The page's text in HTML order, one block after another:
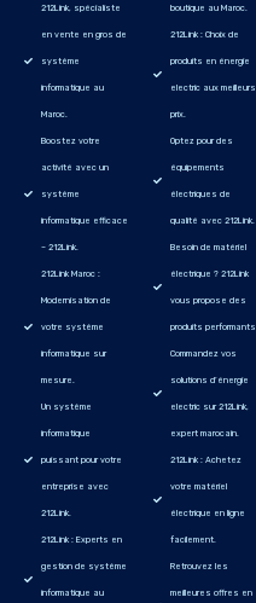
212Link, spécialiste
en vente en gros de
système
informatique au
Maroc.
Boostez votre
activité avec un
système
informatique efficace
– 212Link.
212Link Maroc :
Modernisation de
votre système
informatique sur
mesure.
Un système
informatique
puissant pour votre
entreprise avec
212Link.
212Link : Experts en
gestion de système
informatique au
boutique au Maroc.
212Link : Choix de
produits en énergie
electric aux meilleurs
prix.
Optez pour des
équipements
électriques de
qualité avec 212Link.
Besoin de matériel
électrique ? 212Link
vous propose des
produits performants.
Commandez vos
solutions d’énergie
electric sur 212Link,
expert marocain.
212Link : Achetez
votre matériel
électrique en ligne
facilement.
Retrouvez les
meilleures offres en